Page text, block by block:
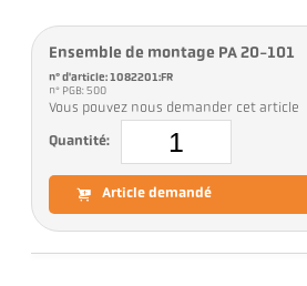
Ensemble de montage PA 20-101
n° d'article: 1082201:FR
n° PGB: 500
Vous pouvez nous demander cet article
Quantité:
Article demandé